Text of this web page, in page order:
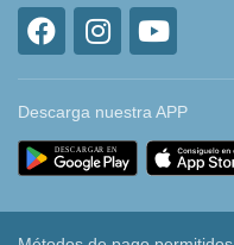
Descarga nuestra APP